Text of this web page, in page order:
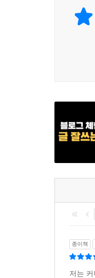
매체별로
종이책
저는